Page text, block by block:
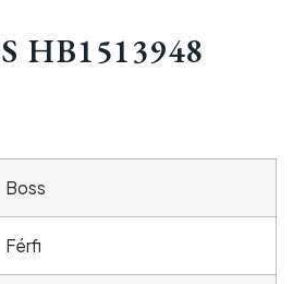
HB1513948
Boss
Férfi